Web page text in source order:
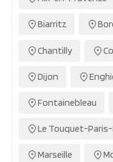
Biarritz
Chantilly
Dijon
Fontainebleau
Le Touquet-
Marseille